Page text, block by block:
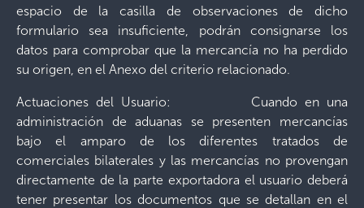
espacio de la casilla de observaciones de dicho
formulario sea insuficiente, podrán consignarse los
datos para comprobar que la mercancía no ha perdido
su origen, en el Anexo del criterio relacionado.
Actuaciones del Usuario: Cuando en una
administración de aduanas se presenten mercancías
bajo el amparo de los diferentes tratados de
comerciales bilaterales y las mercancías no provengan
directamente de la parte exportadora el usuario deberá
tener presentar los documentos que se detallan en el